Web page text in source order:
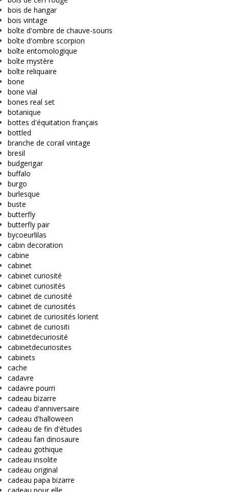
bois de hangar
bois vintage
boîte d'ombre de chauve-souris
boîte d'ombre scorpion
boîte entomologique
boîte mystère
boîte reliquaire
bone
bone vial
bones real set
botanique
bottes d'équitation français
bottled
branche de corail vintage
bresil
budgerigar
buffalo
burgo
burlesque
buste
butterfly
butterfly pair
bycoeurlilas
cabin decoration
cabine
cabinet
cabinet curiosité
cabinet curiosités
cabinet de curiosité
cabinet de curiosités
cabinet de curiosités lorient
cabinet de curiositi
cabinetdecuriosité
cabinetdecuriosites
cabinets
cache
cadavre
cadavre pourri
cadeau bizarre
cadeau d'anniversaire
cadeau d'halloween
cadeau de fin d'études
cadeau fan dinosaure
cadeau gothique
cadeau insolite
cadeau original
cadeau papa bizarre
cadeau pour elle